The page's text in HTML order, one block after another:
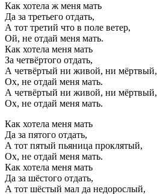
Как хотела ж меня мать
Да за третьего отдать,
А тот третий что в поле ветер,
Ой, не отдай меня мать.
Как хотела меня мать
За четвёртого отдать,
А четвёртый ни живой, ни мёртвый,
Ох, не отдай меня мать.
А четвёртый ни живой, ни мёртвый,
Ох, не отдай меня мать.
Как хотела меня мать
Да за пятого отдать,
А тот пятый пьяница проклятый,
Ох, не отдай меня мать.
Как хотела меня мать
Да за шёстого отдать,
А тот шёстый мал да недорослый,